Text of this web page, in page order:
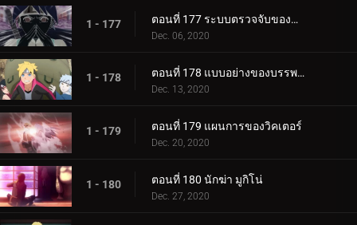
1 - 177 ตอนที่ 177 ระบบตรวจจับของกำแพงเหล็ก
Dec. 06, 2020
1 - 178 ตอนที่ 178 แบบอย่างของบรรพบุรุษของเรา
Dec. 13, 2020
1 - 179 ตอนที่ 179 แผนการของวิคเตอร์
Dec. 20, 2020
1 - 180 ตอนที่ 180 นักฆ่า มูกิโน่
Dec. 27, 2020